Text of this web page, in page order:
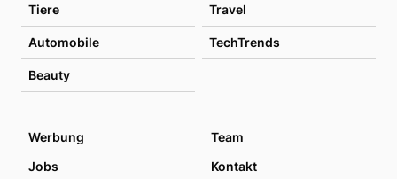
Tiere Travel
Automobile TechTrends
Beauty
Werbung
Team
Jobs
Kontakt